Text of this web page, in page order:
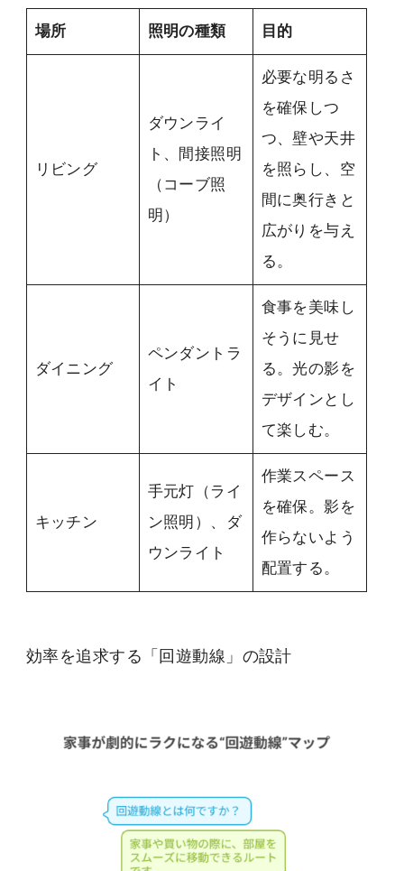
場所 照明の種類 目的
リビング
ダウンライ
ト、間接照明
（コーブ照
明）
必要な明るさ
を確保しつ
つ、壁や天井
を照らし、空
間に奥行きと
広がりを与え
る。
ダイニング
ペンダントラ
イト
食事を美味し
そうに見せ
る。光の影を
デザインとし
て楽しむ。
キッチン
手元灯（ライ
ン照明）、ダ
ウンライト
作業スペース
を確保。影を
作らないよう
配置する。
効率を追求する「回遊動線」の設計